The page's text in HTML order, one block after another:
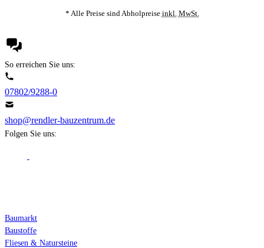
* Alle Preise sind Abholpreise inkl. MwSt.
So erreichen Sie uns:
07802/9288-0
shop@rendler-bauzentrum.de
Folgen Sie uns:
Baumarkt
Baustoffe
Fliesen & Natursteine